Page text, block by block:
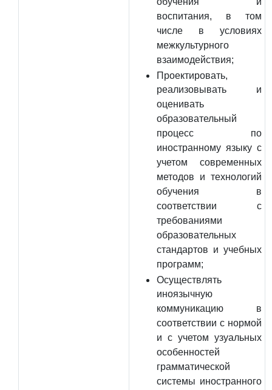
обучения и
воспитания, в том
числе в условиях
межкультурного
взаимодействия;
Проектировать,
реализовывать и
оценивать
образовательный
процесс по
иностранному языку с
учетом современных
методов и технологий
обучения в
соответствии с
требованиями
образовательных
стандартов и учебных
программ;
Осуществлять
иноязычную
коммуникацию в
соответствии с нормой
и с учетом узуальных
особенностей
грамматической
системы иностранного